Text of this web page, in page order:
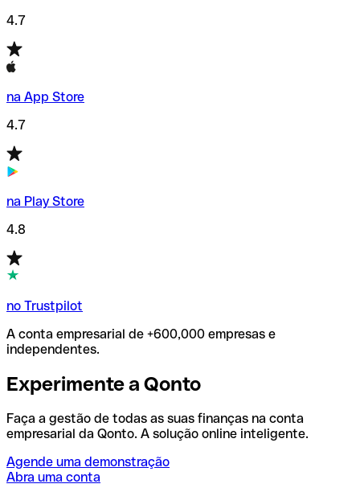
4.7
na App Store
4.7
na Play Store
4.8
no Trustpilot
A conta empresarial de +600,000 empresas e
independentes.
Experimente a Qonto
Faça a gestão de todas as suas finanças na conta
empresarial da Qonto. A solução online inteligente.
Agende uma demonstração
Abra uma conta